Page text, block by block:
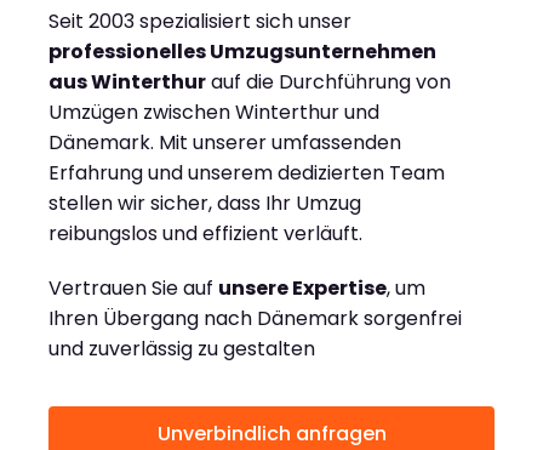
Seit 2003 spezialisiert sich unser
professionelles Umzugsunternehmen
aus Winterthurauf die Durchführung von
Umzügen zwischen Winterthur und
Dänemark. Mit unserer umfassenden
Erfahrung und unserem dedizierten Team
stellen wir sicher, dass Ihr Umzug
reibungslos und effizient verläuft.
Vertrauen Sie auf unsere Expertise, um
Ihren Übergang nach Dänemark sorgenfrei
und zuverlässig zu gestalten
Unverbindlich anfragen